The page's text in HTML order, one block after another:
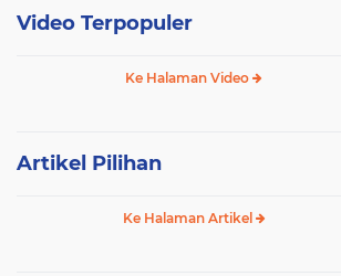
Video Terpopuler
Ke Halaman Video
Artikel Pilihan
Ke Halaman Artikel